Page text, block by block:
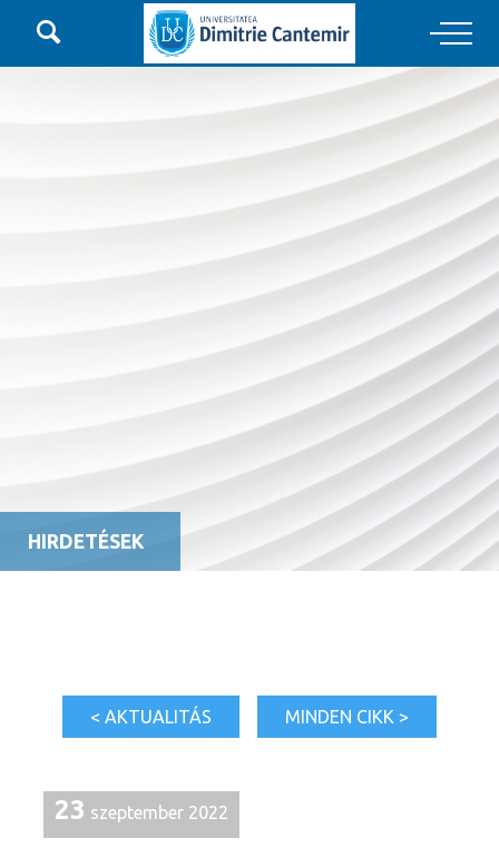

Main Navigation
HIRDETÉSEK
< AKTUALITÁS MINDEN CIKK >
23 szeptember 2022